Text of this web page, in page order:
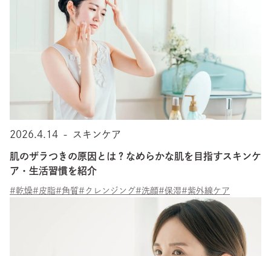
2026.4.14 - スキンケア
肌のザラつきの原因とは？なめらかな肌を目指すスキンケ
ア・生活習慣を紹介
#乾燥#皮脂#角質#クレンジング#洗顔#保湿#紫外線ケア